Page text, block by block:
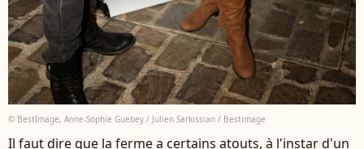
© BestImage, Anne-Sophie Guebey / Julien Sarkissian / Bestimage
Il faut dire que la ferme a certains atouts, à l'instar d'un